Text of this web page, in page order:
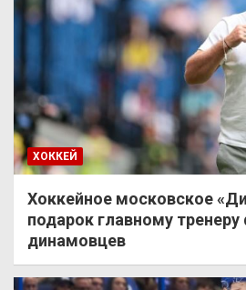
ХОККЕЙ
Хоккейное московское
подарок главному
динамовцев